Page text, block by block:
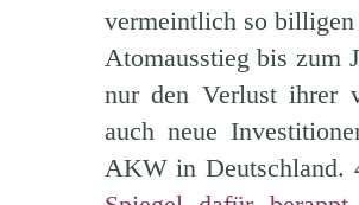
vermeintlich so
Atomausstieg bis zum
nur den Verlust ihrer
auch neue
AKW in